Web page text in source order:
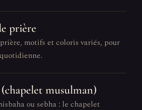
prière
motifs et coloris variés, pour
musulman)
ou sebha : le chapelet